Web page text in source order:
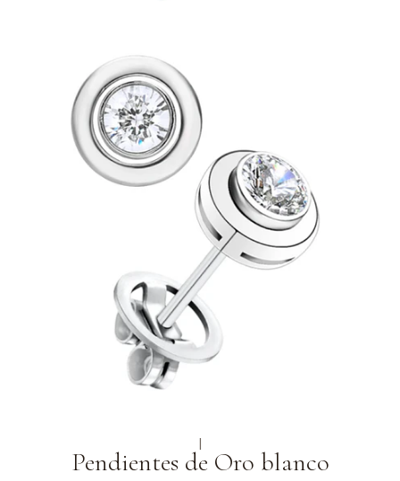
|
Pendientes de Oro blanco